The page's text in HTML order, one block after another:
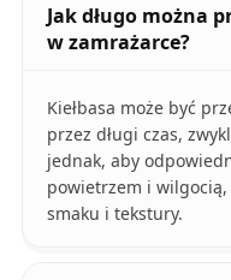
Jak długo można
w zamrażarce?
Kiełbasa może być
przez długi czas,
jednak, aby
powietrzem i
smaku i tekstury.